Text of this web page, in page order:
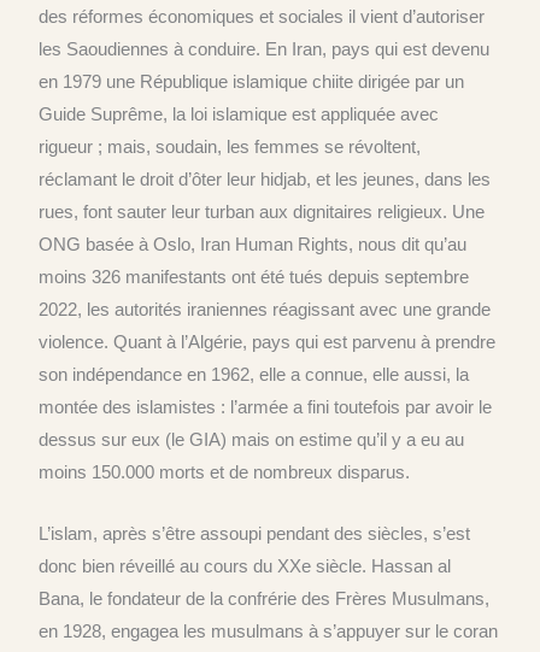
des réformes économiques et sociales il vient d’autoriser
les Saoudiennes à conduire. En Iran, pays qui est devenu
en 1979 une République islamique chiite dirigée par un
Guide Suprême, la loi islamique est appliquée avec
rigueur ; mais, soudain, les femmes se révoltent,
réclamant le droit d’ôter leur hidjab, et les jeunes, dans les
rues, font sauter leur turban aux dignitaires religieux. Une
ONG basée à Oslo, Iran Human Rights, nous dit qu’au
moins 326 manifestants ont été tués depuis septembre
2022, les autorités iraniennes réagissant avec une grande
violence. Quant à l’Algérie, pays qui est parvenu à prendre
son indépendance en 1962, elle a connue, elle aussi, la
montée des islamistes : l’armée a fini toutefois par avoir le
dessus sur eux (le GIA) mais on estime qu’il y a eu au
moins 150.000 morts et de nombreux disparus.
L’islam, après s’être assoupi pendant des siècles, s’est
donc bien réveillé au cours du XXe siècle. Hassan al
Bana, le fondateur de la confrérie des Frères Musulmans,
en 1928, engagea les musulmans à s’appuyer sur le coran